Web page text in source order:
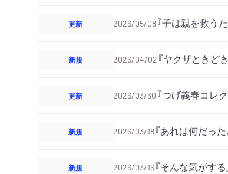
更新 2026/05/08『子は親を救う
新規 2026/04/02 『ヤクザとき
更新 2026/03/30 『つげ義春コレ
新規 2026/03/18『あれは何だっ
新規 2026/03/16『そんな気がす